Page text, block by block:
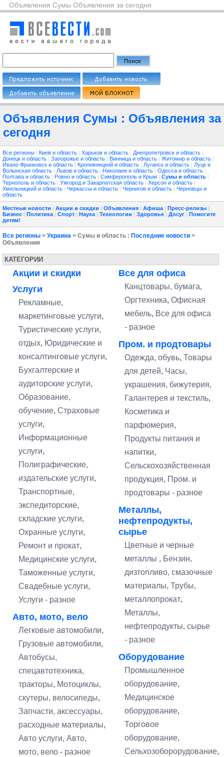
Объявления Сумы Объявления за сегодня
Объявления Сумы : Объявления за
сегодня
Все регионы | Киев и область | Харьков и область | Днепропетровск и область |
Донецк и область | Запорожье и область | Винница и область | Житомир и область |
Ивано Франковск и область | Кропивницкий и область | Луганск и область | Луцк и
Волынская область | Львов и область | Николаев и область | Одесса и область |
Полтава и область | Ровно и область | Симферополь и Крым | Сумы и область |
Тернополь и область | Ужгород и Закарпатская область | Херсон и область |
Хмельницкий и область | Черкассы и область | Чернигов и область | Черновцы и
область
Местные новости | Акции и скидки | Объявления | Афиша | Пресс-релизы |
Бизнес | Политика | Спорт | Наука | Технологии | Здоровье | Досуг | Помогите
детям!
Все регионы > Украина > Сумы и область : Последние новости >
Объявления
КАТЕГОРИИ
Акции и скидки
Услуги
Рекламные,
маркетинговые услуги,
Туристические услуги,
отдых, Юридические и
консалтинговые услуги,
Бухгалтерские и
аудиторские услуги,
Образование,
обучение, Страховые
услуги,
Информационные
услуги,
Полиграфические,
издательские услуги,
Транспортные,
экспедиторские,
складские услуги,
Охранные услуги,
Ремонт и прокат,
Медицинские услуги,
Таможенные услуги,
Свадебные услуги,
Услуги - разное
Авто, мото, вело
Легковые автомобили,
Грузовые автомобили,
Автобусы,
спецавтотехника,
тракторы, Мотоциклы,
скутеры, велосипеды,
Запчасти, аксессуары,
расходные материалы,
Авто услуги, Авто,
мото, вело - разное
Все для офиса
Канцтовары, бумага,
Оргтехника, Офисная
мебель, Все для офиса
- разное
Пром. и продтовары
Одежда, обувь, Товары
для детей, Часы,
украшения, бижутерия,
Галантерея и текстиль,
Косметика и
парфюмерия,
Продукты питания и
напитки,
Сельскохозяйственная
продукция, Пром. и
продтовары - разное
Металлы,
нефтепродукты,
сырье
Цветные и черные
металлы , Бензин,
дизтопливо, смазочные
материалы, Трубы,
металлопрокат,
Металлы,
нефтепродукты, сырье
- разное
Оборудование
Промышленное
оборудование,
Медицинское
оборудование,
Торговое
оборудование,
Сельхозоборорудование,